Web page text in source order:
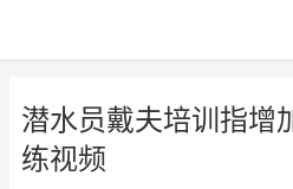
潜水员戴夫培训指增
练视频